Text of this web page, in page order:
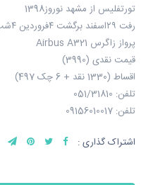
تورتفلیس از مشهد نوروز1398
رفت ۲۹اسفند برگشت ۴فروردین ۴شب
پرواز زاگرس Airbus A321
قیمت نقدی (3990)
اقساط (1330 نقد + 6 چک 497)
تلفن: 051/31810
تلفن: 09156010017
اشتراک گذاری :